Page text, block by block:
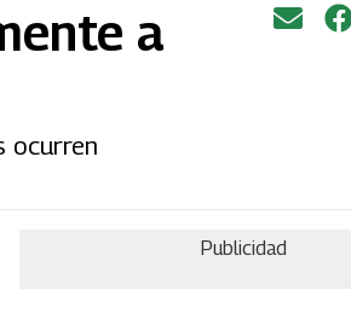
a
ocurren
Publicidad